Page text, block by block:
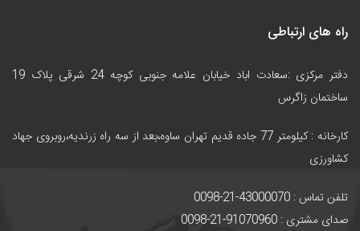
راه های ارتباطی
دفتر مرکزی :سعادت اباد خیابان علامه جنوبی کوچه 24 شرقی پلاک 19
ساختمان زاگرس
کارخانه :
کیلومتر 77 جاده قدیم تهران ساوه،بعد از سه راه زرندیه،روبروی جهاد
کشاورزی
تلفن تماس : 43000070-21-0098
صدای مشتری : 91070960-21-0098